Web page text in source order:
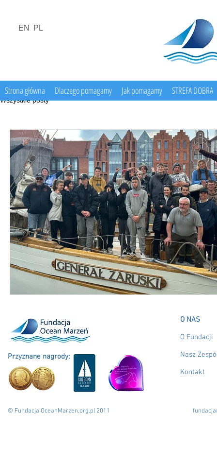
EN PL
Wszystkie posty
Strona główna Dlaczego pomagamy Jak pomagamy STREFA DOBRA
Przyznane nagrody:
© Fundacja OceanMarzen.org.pl 2011
O NAS
O Fundacji
Nasz
Kontakt